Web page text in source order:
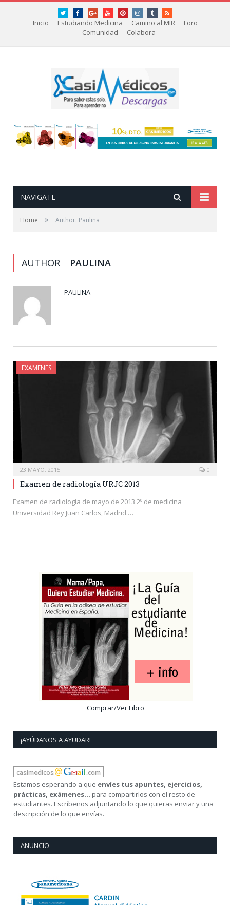
Twitter FacebookGoogle+youtubePinterestinstagramtumblrRSS
Inicio Estudiando Medicina Camino al MIR
Foro
Comunidad
Colabora
NAVIGATE
Home » Author: Paulina
AUTHOR PAULINA
PAULINA
EXAMENES
23 MAYO, 2015 0
Examen de radiología URJC 2013
Examen de radiología de mayo de 2013 2º de medicina
Universidad Rey Juan Carlos, Madrid.…
Comprar/Ver Libro
¡AYÚDANOS A AYUDAR!
Estamos esperando a que envíes tus apuntes, ejercicios,
prácticas, exámenes... para compartirlos con el resto de
estudiantes. Escríbenos adjuntando lo que quieras enviar y una
descripción de lo que envías.
ANUNCIO